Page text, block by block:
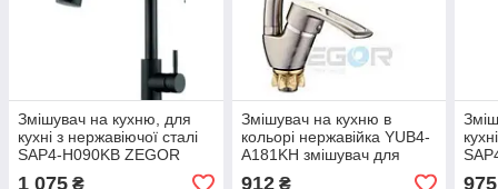
Змішувач на кухню, для
кухні з нержавіючої сталі
SAP4-H090KB ZEGOR
1 075 ₴
Змішувач на кухню в
кольорі нержавійка YUB4-
A181KH змішувач для
912₴ 975